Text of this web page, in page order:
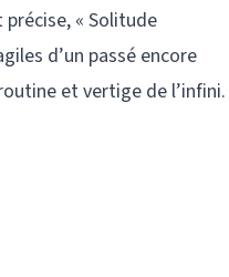
« Solitude
d’un passé encore
et vertige de l’infini.